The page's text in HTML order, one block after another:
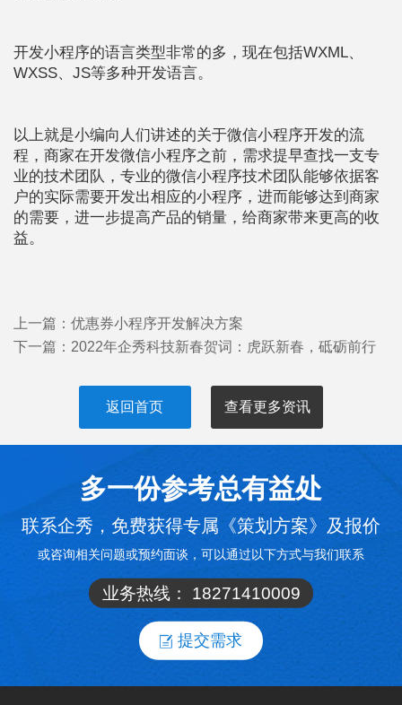
开发小程序的语言类型非常的多，现在包括WXML、
WXSS、JS等多种开发语言。
以上就是小编向人们讲述的关于微信小程序开发的流
程，商家在开发微信小程序之前，需求提早查找一支专
业的技术团队，专业的微信小程序技术团队能够依据客
户的实际需要开发出相应的小程序，进而能够达到商家
的需要，进一步提高产品的销量，给商家带来更高的收
益。
上一篇： 优惠券小程序开发解决方案
下一篇： 2022年企秀科技新春贺词：虎跃新春，砥砺前行
返回首页 查看更多资讯
多一份参考总有益处
联系企秀，免费获得专属《策划方案》及报价
或咨询相关问题或预约面谈，可以通过以下方式与我们联系
业务热线： 18271410009
提交需求